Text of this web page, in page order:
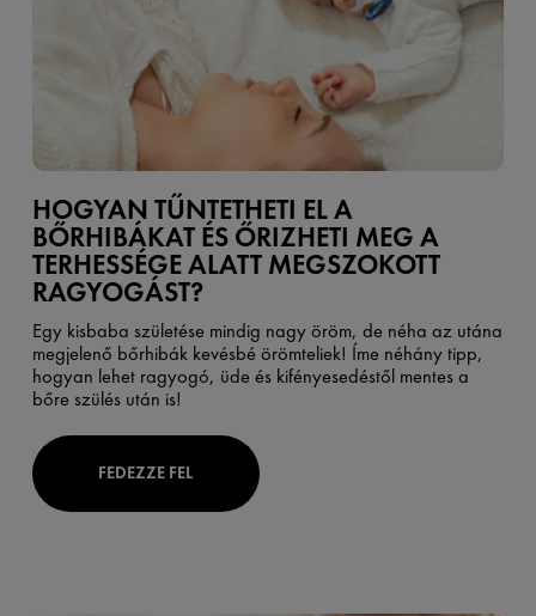
HOGYAN TŰNTETHETI EL A
BŐRHIBÁKAT ÉS ŐRIZHETI MEG A
TERHESSÉGE ALATT MEGSZOKOTT
RAGYOGÁST?
Egy kisbaba születése mindig nagy öröm, de néha az utána
megjelenő bőrhibák kevésbé örömteliek! Íme néhány tipp,
hogyan lehet ragyogó, üde és kifényesedéstől mentes a
bőre szülés után is!
FEDEZZE FEL